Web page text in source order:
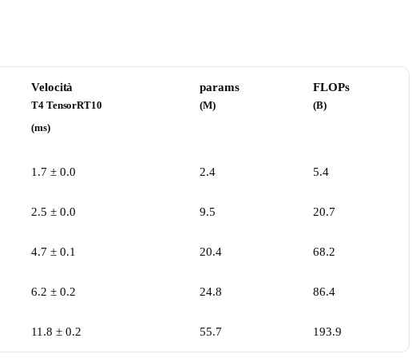
Velocità
T4 TensorRT10
(ms)
params
(M)
FLOPs
(B)
1.7 ± 0.0 2.4 5.4
2.5 ± 0.0 9.5 20.7
4.7 ± 0.1 20.4 68.2
6.2 ± 0.2 24.8 86.4
11.8 ± 0.2 55.7 193.9